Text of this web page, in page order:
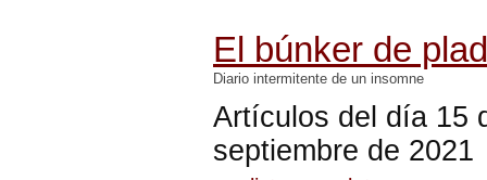
El búnker de
Diario intermitente de un insomne
Artículos del día 15
septiembre de 2021